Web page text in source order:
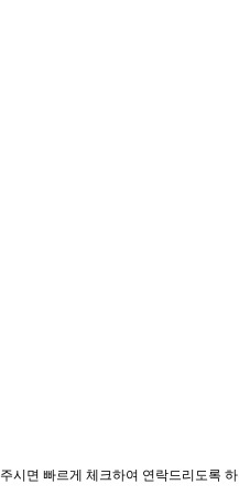
시면 빠르게 체크하여 연락드리도록